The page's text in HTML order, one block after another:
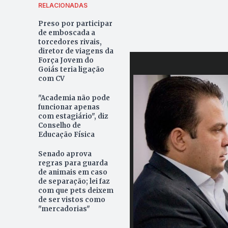
RELACIONADAS
Preso por participar
de emboscada a
torcedores rivais,
diretor de viagens da
Força Jovem do
Goiás teria ligação
com CV
"Academia não pode
funcionar apenas
com estagiário", diz
Conselho de
Educação Física
Senado aprova
regras para guarda
de animais em caso
de separação; lei faz
com que pets deixem
de ser vistos como
"mercadorias"